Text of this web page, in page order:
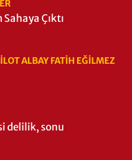
Çıktı
ALBAY FATIH EĞİLMEZ
delilik, sonu